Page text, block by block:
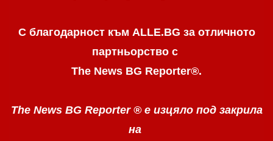
С благодарност към ALLE.BG за отличното
партньорство с
The News BG Reporter®.
The News BG Reporter ® е изцяло под закрила
на